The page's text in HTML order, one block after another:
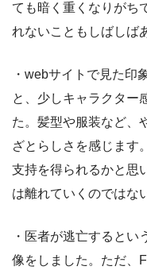
ても暗く重くなりがち
れないこともしばしば
・webサイトで見た印
と、少しキャラクター
た。髪型や服装など、
ざとらしさを感じます
支持を得られるかと思
は離れていくのではな
・医者が逃亡すると
像をしました。ただ、